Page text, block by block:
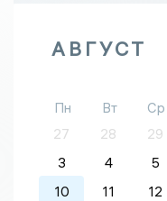
АВГУСТ
Пн Вт Ср
27
28 29
3
4 5
10
11 12